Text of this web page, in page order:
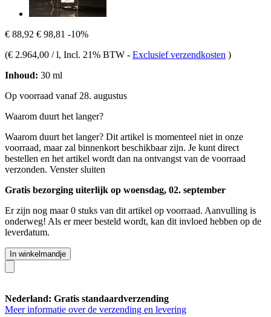
€ 88,92 € 98,81 -10%
(€ 2.964,00 / l, Incl. 21% BTW - Exclusief verzendkosten )
Inhoud: 30 ml
Op voorraad vanaf 28. augustus
Waarom duurt het langer?
Waarom duurt het langer? Dit artikel is momenteel niet in onze
voorraad, maar zal binnenkort beschikbaar zijn. Je kunt direct
bestellen en het artikel wordt dan na ontvangst van de voorraad
verzonden. Venster sluiten
Gratis bezorging uiterlijk op woensdag, 02. september
Er zijn nog maar 0 stuks van dit artikel op voorraad. Aanvulling is
onderweg! Als er meer besteld wordt, kan dit invloed hebben op de
leverdatum.
In winkelmandje
Nederland: Gratis standaardverzending
Meer informatie over de verzending en levering